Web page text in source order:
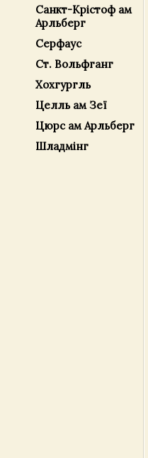
Санкт-Крістоф ам
Арльберг
Серфаус
Ст. Вольфганг
Хохгургль
Целль ам Зеї
Цюрс ам Арльберг
Шладмінг